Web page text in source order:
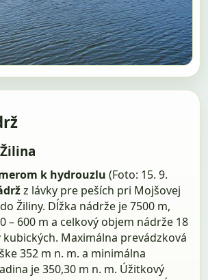
k hydrouzlu (Foto: 15. 9.
z lávky pre peších pri Mojšovej
Žiliny. Dĺžka nádrže je 7500 m,
– 600 m a celkový objem nádrže 18
kubických. Maximálna prevádzková
352 m n. m. a minimálna
je 350,30 m n. m. Úžitkový